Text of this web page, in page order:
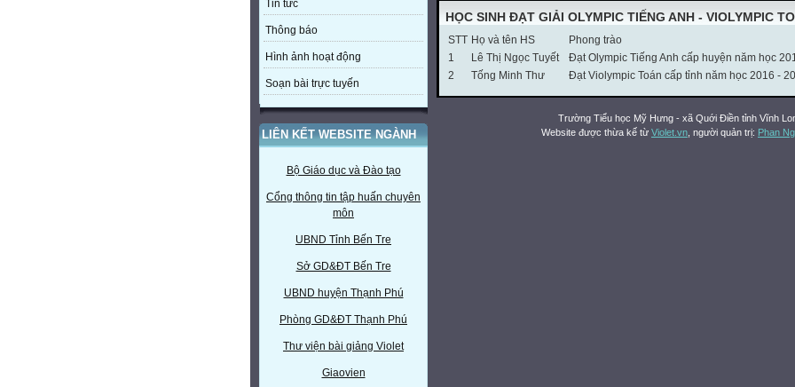
Tin tức
Thông báo
Hình ảnh hoạt động
Soạn bài trực tuyến
LIÊN KẾT WEBSITE NGÀNH
Bộ Giáo dục và Đào tạo
Cổng thông tin tập huấn chuyên
môn
UBND Tỉnh Bến Tre
Sở GD&ĐT Bến Tre
UBND huyện Thạnh Phú
Phòng GD&ĐT Thạnh Phú
Thư viện bài giảng Violet
Giaovien
HỌC SINH ĐẠT GIẢI OLYMPIC TIẾNG ANH - VIOLYMPIC
STT Họ và tên HS Phong trào
1
Lê Thị Ngọc Tuyết
Đạt Olympic Tiếng Anh cấp huyện năm học
2
Tống Minh Thư Đạt Violympic Toán cấp tỉnh năm học 2016 -
Trường Tiểu học Mỹ Hưng - xã Quới Điền tỉnh Vĩnh
Website được thừa kế từ Violet.vn , người quản trị: Phan